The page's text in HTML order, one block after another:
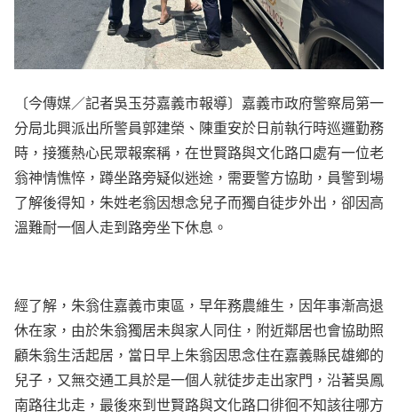
〔今傳媒／記者吳玉芬嘉義市報導〕嘉義市政府警察局第一
分局北興派出所警員郭建榮、陳重安於日前執行時巡邏勤務
時，接獲熱心民眾報案稱，在世賢路與文化路口處有一位老
翁神情憔悴，蹲坐路旁疑似迷途，需要警方協助，員警到場
了解後得知，朱姓老翁因想念兒子而獨自徒步外出，卻因高
溫難耐一個人走到路旁坐下休息。
經了解，朱翁住嘉義市東區，早年務農維生，因年事漸高退
休在家，由於朱翁獨居未與家人同住，附近鄰居也會協助照
顧朱翁生活起居，當日早上朱翁因思念住在嘉義縣民雄鄉的
兒子，又無交通工具於是一個人就徒步走出家門，沿著吳鳳
南路往北走，最後來到世賢路與文化路口徘徊不知該往哪方